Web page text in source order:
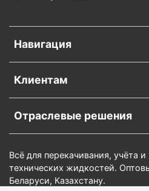
Навигация
Клиентам
Отраслевые решения
Всё для перекачивания, учёта
технических жидкостей.
Беларуси, Казахстану.